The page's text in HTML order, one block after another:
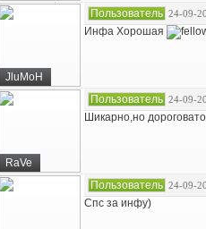
JluMoH
Пользователь 24-09-
Инфа Хорошая
RaVe
Пользователь 24-09-
Шикарно,но
Пользователь 24-09-
Спс за инфу)